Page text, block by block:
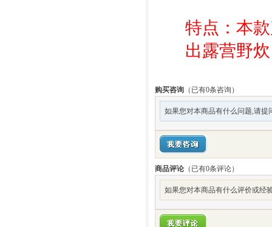
特点：本
出露营野
购买咨询 （已有0条咨询）
如果您对本商品有什么问题,请提
商品评论 （已有0条评论）
如果您对本商品有什么评价或经